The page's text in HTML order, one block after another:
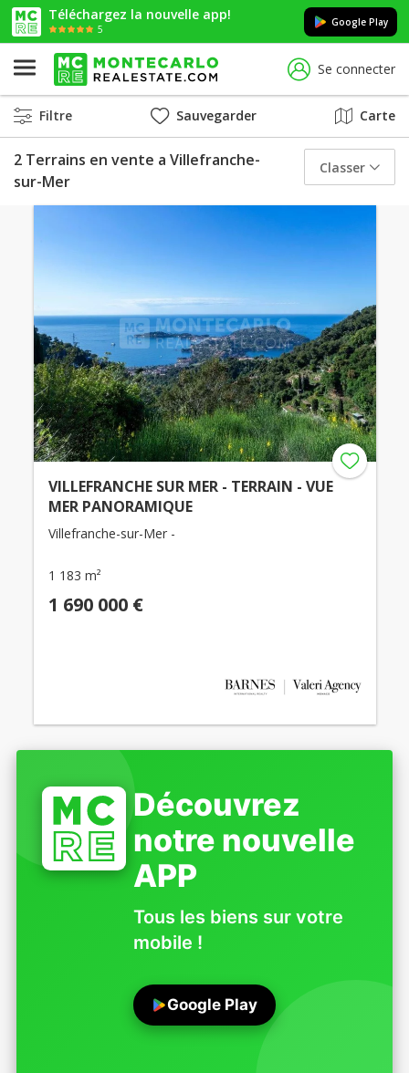
Téléchargez la nouvelle app!
5
Google Play
Se connecter
Filtre Sauvegarder Carte
2 Terrains en vente a Villefranche-
sur-Mer
Classer
VILLEFRANCHE SUR MER - TERRAIN - VUE
MER PANORAMIQUE
Villefranche-sur-Mer -
1 183 m²
1 690 000 €
Découvrez
notre nouvelle
APP
Tous les biens sur votre
mobile !
Google Play